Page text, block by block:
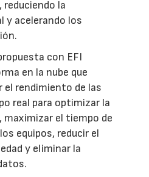
la
y acelerando los
con EFI
en la nube que
rendimiento de las
real para optimizar la
el tiempo de
equipos, reducir el
y eliminar la